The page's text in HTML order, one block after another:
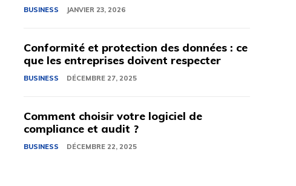
BUSINESS JANVIER 23, 2026
Conformité et protection des données : ce
que les entreprises doivent respecter
BUSINESS DÉCEMBRE 27, 2025
Comment choisir votre logiciel de
compliance et audit ?
BUSINESS DÉCEMBRE 22, 2025